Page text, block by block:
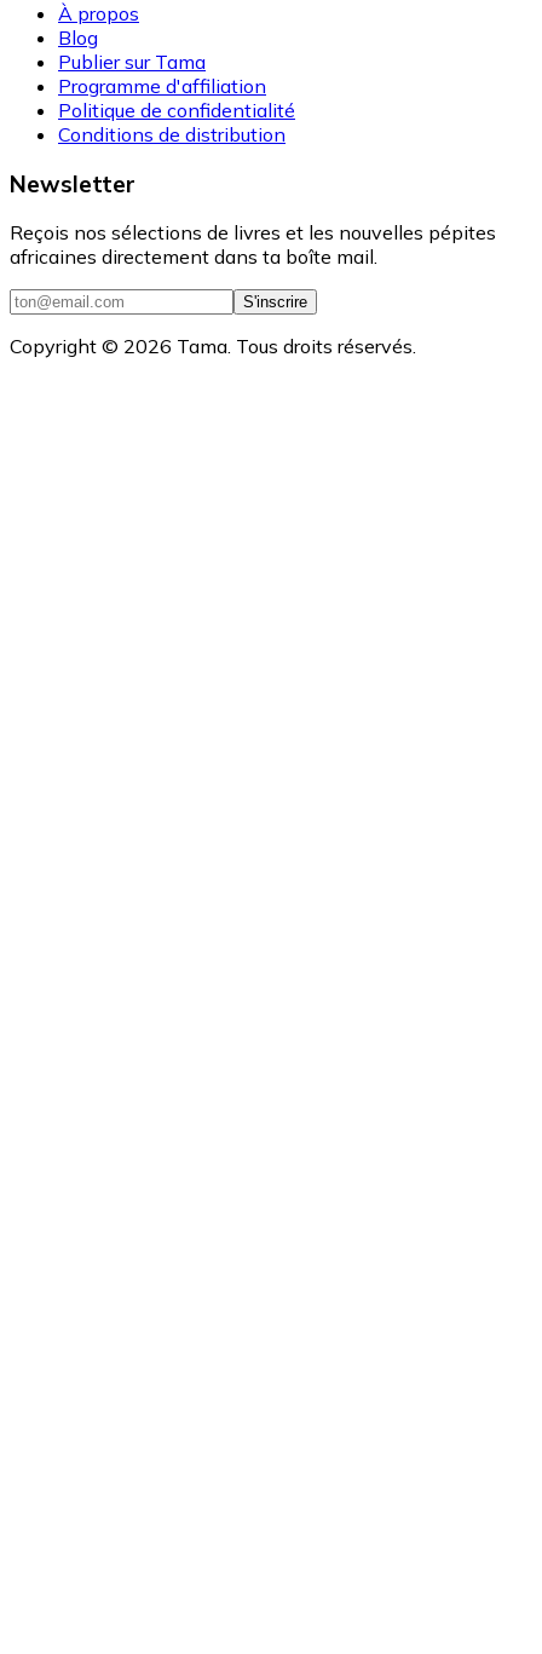
À propos
Blog
Publier sur Tama
Programme d'affiliation
Politique de confidentialité
Conditions de distribution
Newsletter
Reçois nos sélections de livres et les nouvelles pépites
africaines directement dans ta boîte mail.
S'inscrire
Copyright © 2026 Tama. Tous droits réservés.